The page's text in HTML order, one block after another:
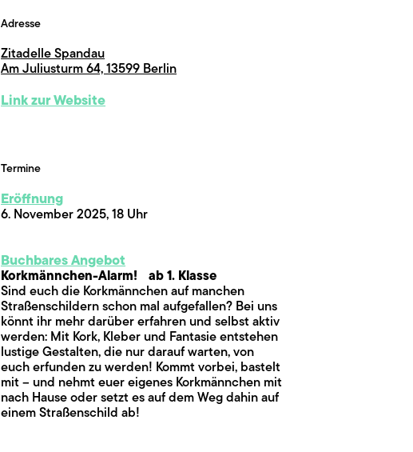
Adresse
Zitadelle Spandau
Am Juliusturm 64, 13599 Berlin
Link zur Website
Termine
Eröffnung
6. November 2025, 18 Uhr
Buchbares Angebot
Korkmännchen-Alarm! ab 1. Klasse
Sind euch die Korkmännchen auf manchen
Straßenschildern schon mal aufgefallen? Bei uns
könnt ihr mehr darüber erfahren und selbst aktiv
werden: Mit Kork, Kleber und Fantasie entstehen
lustige Gestalten, die nur darauf warten, von
euch erfunden zu werden! Kommt vorbei, bastelt
mit – und nehmt euer eigenes Korkmännchen mit
nach Hause oder setzt es auf dem Weg dahin auf
einem Straßenschild ab!